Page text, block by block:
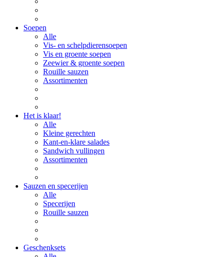
Soepen
Alle
Vis- en schelpdierensoepen
Vis en groente soepen
Zeewier & groente soepen
Rouille sauzen
Assortimenten
Het is klaar!
Alle
Kleine gerechten
Kant-en-klare salades
Sandwich vullingen
Assortimenten
Sauzen en specerijen
Alle
Specerijen
Rouille sauzen
Geschenksets